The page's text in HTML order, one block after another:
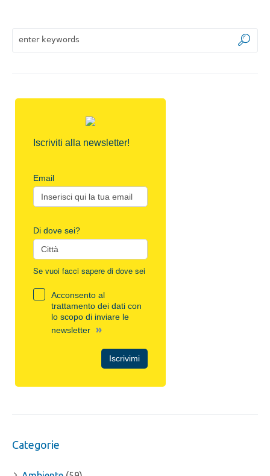
Iscriviti alla newsletter!
Email
Di dove sei?
Se vuoi facci sapere di dove sei
Acconsento al
trattamento dei dati con
lo scopo di inviare le
newsletter »
Iscrivimi
Categorie